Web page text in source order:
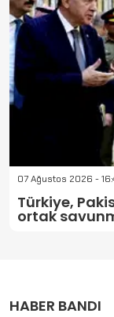
07 Ağustos 2026 -
Türkiye,
ortak
HABER BANDI